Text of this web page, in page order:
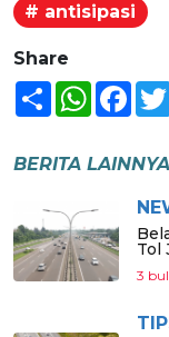
# antisipasi
Share
Share
BERITA LAINNYA
Tol
3